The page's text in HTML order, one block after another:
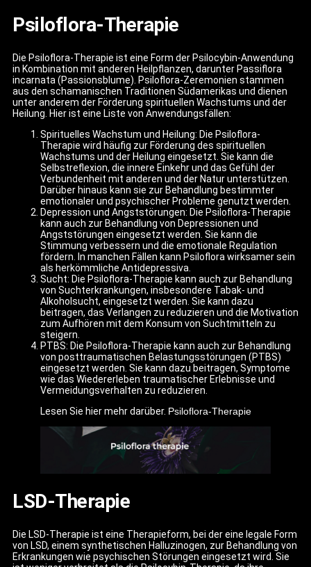
Psiloflora-Therapie
Die Psiloflora-Therapie ist eine Form der Psilocybin-Anwendung
in Kombination mit anderen Heilpflanzen, darunter Passiflora
incarnata (Passionsblume). Psiloflora-Zeremonien stammen
aus den schamanischen Traditionen Südamerikas und dienen
unter anderem der Förderung spirituellen Wachstums und der
Heilung. Hier ist eine Liste von Anwendungsfällen:
Spirituelles Wachstum und Heilung: Die Psiloflora-
Therapie wird häufig zur Förderung des spirituellen
Wachstums und der Heilung eingesetzt. Sie kann die
Selbstreflexion, die innere Einkehr und das Gefühl der
Verbundenheit mit anderen und der Natur unterstützen.
Darüber hinaus kann sie zur Behandlung bestimmter
emotionaler und psychischer Probleme genutzt werden.
Depression und Angststörungen: Die Psiloflora-Therapie
kann auch zur Behandlung von Depressionen und
Angststörungen eingesetzt werden. Sie kann die
Stimmung verbessern und die emotionale Regulation
fördern. In manchen Fällen kann Psiloflora wirksamer sein
als herkömmliche Antidepressiva.
Sucht: Die Psiloflora-Therapie kann auch zur Behandlung
von Suchterkrankungen, insbesondere Tabak- und
Alkoholsucht, eingesetzt werden. Sie kann dazu
beitragen, das Verlangen zu reduzieren und die Motivation
zum Aufhören mit dem Konsum von Suchtmitteln zu
steigern.
PTBS: Die Psiloflora-Therapie kann auch zur Behandlung
von posttraumatischen Belastungsstörungen (PTBS)
eingesetzt werden. Sie kann dazu beitragen, Symptome
wie das Wiedererleben traumatischer Erlebnisse und
Vermeidungsverhalten zu reduzieren.
Lesen Sie hier mehr darüber. Psiloflora-Therapie
LSD-Therapie
Die LSD-Therapie ist eine Therapieform, bei der eine legale Form
von LSD, einem synthetischen Halluzinogen, zur Behandlung von
Erkrankungen wie psychischen Störungen eingesetzt wird. Sie